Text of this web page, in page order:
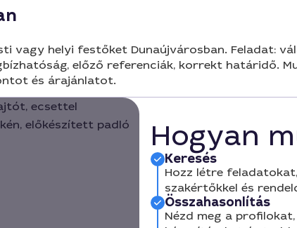
vagy helyi festőket Dunaújvárosban. Feladat:
előző referenciák, korrekt határidő.
és árajánlatot.
Hogyan
Keresés
Hozz létre
szakértőkkel és
Összahasonlítás
Nézd meg a